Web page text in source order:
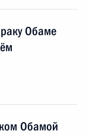
Обаме
Обамой